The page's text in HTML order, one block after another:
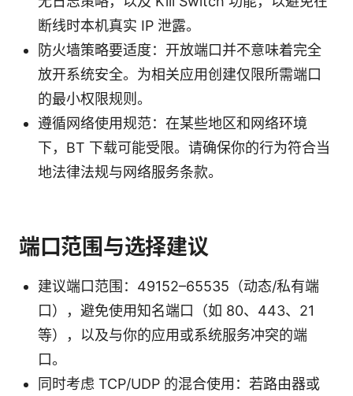
断线时本机真实 IP 泄露。
防火墙策略要适度：开放端口并不意味着完全
放开系统安全。为相关应用创建仅限所需端口
的最小权限规则。
遵循网络使用规范：在某些地区和网络环境
下，BT 下载可能受限。请确保你的行为符合当
地法律法规与网络服务条款。
端口范围与选择建议
建议端口范围：49152–65535（动态/私有端
口），避免使用知名端口（如 80、443、21
等），以及与你的应用或系统服务冲突的端
口。
同时考虑 TCP/UDP 的混合使用：若路由器或